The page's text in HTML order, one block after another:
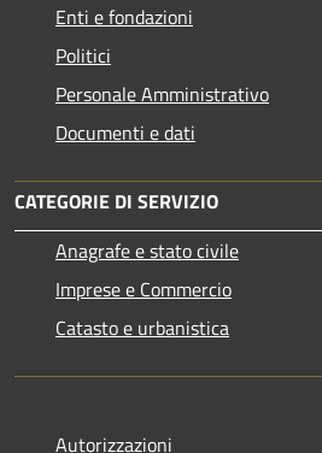
Enti e fondazioni
Politici
Personale Amministrativo
Documenti e dati
CATEGORIE DI SERVIZIO
Anagrafe e stato civile
Imprese e Commercio
Catasto e urbanistica
Autorizzazioni